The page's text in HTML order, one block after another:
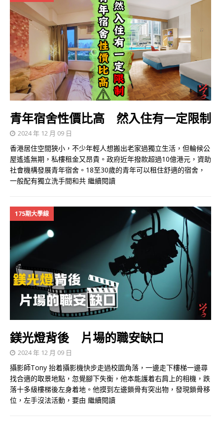
青年宿舍性價比高 然入住有一定限制
2024 年 12 月 09 日
香港居住空間狹小，不少年輕人想搬出老家過獨立生活，但輪候公
屋遙遙無期，私樓租金又昂貴。政府近年撥款超過10億港元，資助
社會機構發展青年宿舍。18至30歲的青年可以租住舒適的宿舍，
一般配有獨立洗手間和共 繼續閱讀
175期大學線
鎂光燈背後 片場的職安缺口
2024 年 12 月 09 日
攝影師Tony 抬着攝影機快步走過校園角落，一邊走下樓梯一邊尋
找合適的取景地點，忽覺腳下失衡，他本能護着右肩上的相機，跌
落十多級樓梯後左身着地。他摸到左邊鎖骨有突出物，發現鎖骨移
位，左手沒法活動，要由 繼續閱讀